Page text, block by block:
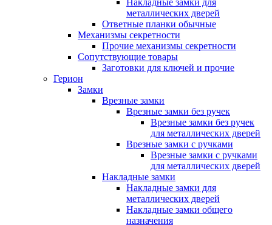
Накладные замки для
металлических дверей
Ответные планки обычные
Механизмы секретности
Прочие механизмы секретности
Сопутствующие товары
Заготовки для ключей и прочие
Герион
Замки
Врезные замки
Врезные замки без ручек
Врезные замки без ручек
для металлических дверей
Врезные замки с ручками
Врезные замки с ручками
для металлических дверей
Накладные замки
Накладные замки для
металлических дверей
Накладные замки общего
назначения